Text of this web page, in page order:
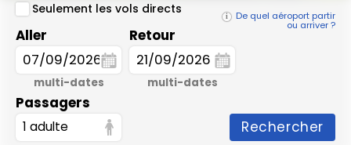
De quel aéroport partir
ou arriver ?
Seulement les vols directs
Aller
multi-dates
Retour
multi-dates
Passagers
1 adulte Rechercher